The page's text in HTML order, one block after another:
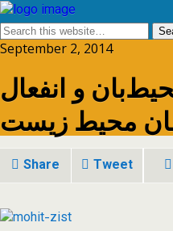
September 2, 2014
و انفعال
محیط زیست
Share Tweet